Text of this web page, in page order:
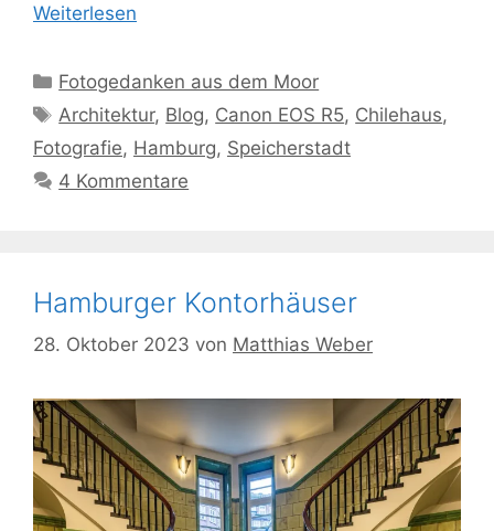
Weiterlesen
Kategorien
Fotogedanken aus dem Moor
Schlagwörter
Architektur, Blog, Canon EOS R5, Chilehaus,
Fotografie, Hamburg, Speicherstadt
4 Kommentare
Hamburger Kontorhäuser
28. Oktober 2023 von Matthias Weber